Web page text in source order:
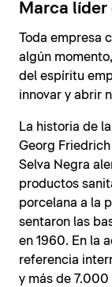
Marca líder
Toda empresa
algún
del espíritu
innovar y abrir
La historia de
Georg
Selva Negra
productos
porcelana a la
sentaron las
en 1960. En la
referencia
y más de 7.000